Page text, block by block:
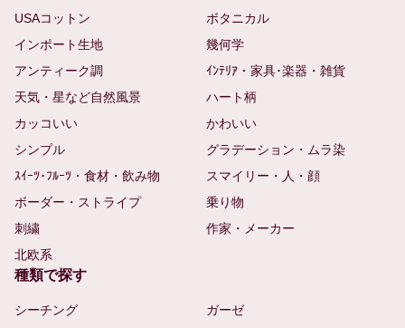
USAコットン
ボタニカル
インポート生地
幾何学
アンティーク調
ｲﾝﾃﾘｱ・家具･楽器・雑貨
天気・星など自然風景
ハート柄
カッコいい
かわいい
シンプル
グラデーション・ムラ染
ｽｲｰﾂ･ﾌﾙｰﾂ・食材・飲み物
スマイリー・人・顔
ボーダー・ストライプ
乗り物
刺繍
作家・メーカー
北欧系
種類で探す
シーチング
ガーゼ